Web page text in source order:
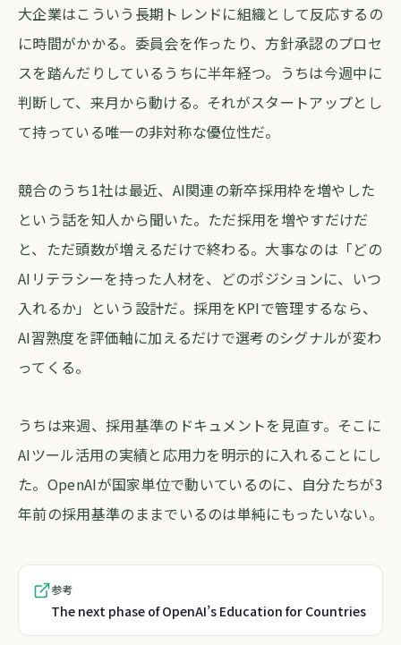
大企業はこういう長期トレンドに組織として反応するの
に時間がかかる。委員会を作ったり、方針承認のプロセ
スを踏んだりしているうちに半年経つ。うちは今週中に
判断して、来月から動ける。それがスタートアップとし
て持っている唯一の非対称な優位性だ。
競合のうち1社は最近、AI関連の新卒採用枠を増やした
という話を知人から聞いた。ただ採用を増やすだけだ
と、ただ頭数が増えるだけで終わる。大事なのは「どの
AIリテラシーを持った人材を、どのポジションに、いつ
入れるか」という設計だ。採用をKPIで管理するなら、
AI習熟度を評価軸に加えるだけで選考のシグナルが変わ
ってくる。
うちは来週、採用基準のドキュメントを見直す。そこに
AIツール活用の実績と応用力を明示的に入れることにし
た。OpenAIが国家単位で動いているのに、自分たちが3
年前の採用基準のままでいるのは単純にもったいない。
参考
The next phase of OpenAI’s Education for Countries